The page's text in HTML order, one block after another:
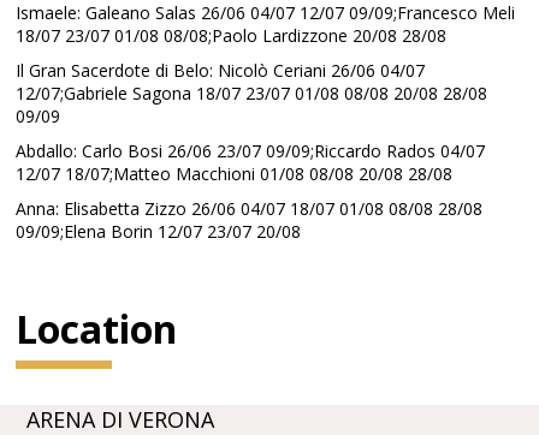
Ismaele: Galeano Salas 26/06 04/07 12/07 09/09;Francesco Meli
18/07 23/07 01/08 08/08;Paolo Lardizzone 20/08 28/08
Il Gran Sacerdote di Belo: Nicolò Ceriani 26/06 04/07
12/07;Gabriele Sagona 18/07 23/07 01/08 08/08 20/08 28/08
09/09
Abdallo: Carlo Bosi 26/06 23/07 09/09;Riccardo Rados 04/07
12/07 18/07;Matteo Macchioni 01/08 08/08 20/08 28/08
Anna: Elisabetta Zizzo 26/06 04/07 18/07 01/08 08/08 28/08
09/09;Elena Borin 12/07 23/07 20/08
Location
ARENA DI VERONA